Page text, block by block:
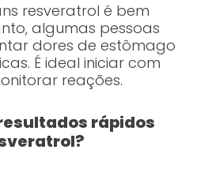
resveratrol é bem
algumas pessoas
dores de estômago
É ideal iniciar com
reações.
rápidos